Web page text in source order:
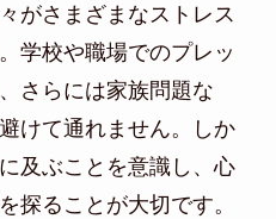
がさまざまなストレス
学校や職場でのプレッ
さらには家族問題な
けて通れません。しか
及ぶことを意識し、心
探ることが大切です。